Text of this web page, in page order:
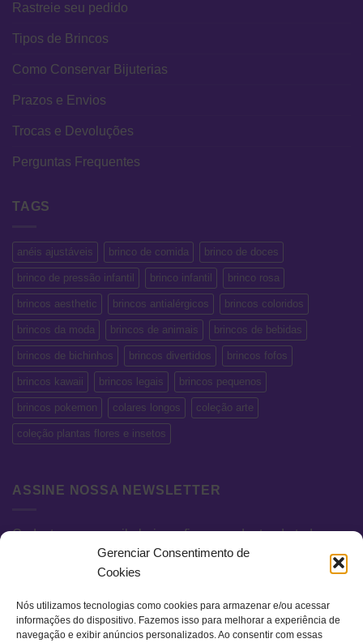
Gerenciar Consentimento de
Cookies
Nós utilizamos tecnologias como cookies para armazenar e/ou acessar
informações do dispositivo. Fazemos isso para melhorar a experiência de
navegação e exibir anúncios personalizados. Ao consentir com essas
Rastreie seu pedido
Tipos de Brincos
Como Conservar Bijuterias
Prazos e Envios
Trocas e Devoluções
Perguntas Frequentes
TAGS
anéis ajustáveis brinco de comida brinco de doces
brinco de pressão infantil brinco infantil brinco rosa
brincos aesthetic brincos antialérgicos brincos coloridos
brincos da moda brincos de animais brincos de bebidas
brincos de bichinhos brincos divertidos brincos fofos
brincos kawaii brincos legais brincos pequenos
brincos pokemon colares longos coleção arte
coleção plantas flores e insetos
ASSINE NOSSA NEWSLETTER
Cadastre seu e-mail abaixo e fique por dentro de todas as
novidades e promoções exclusivas.